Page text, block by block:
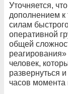
Уточняется,
дополнением к
силам
оперативной
общей
человек,
развернуться
часов момента